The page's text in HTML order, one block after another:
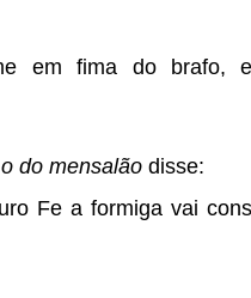
em fima do brafo,
do mensalão disse:
Fe a formiga vai